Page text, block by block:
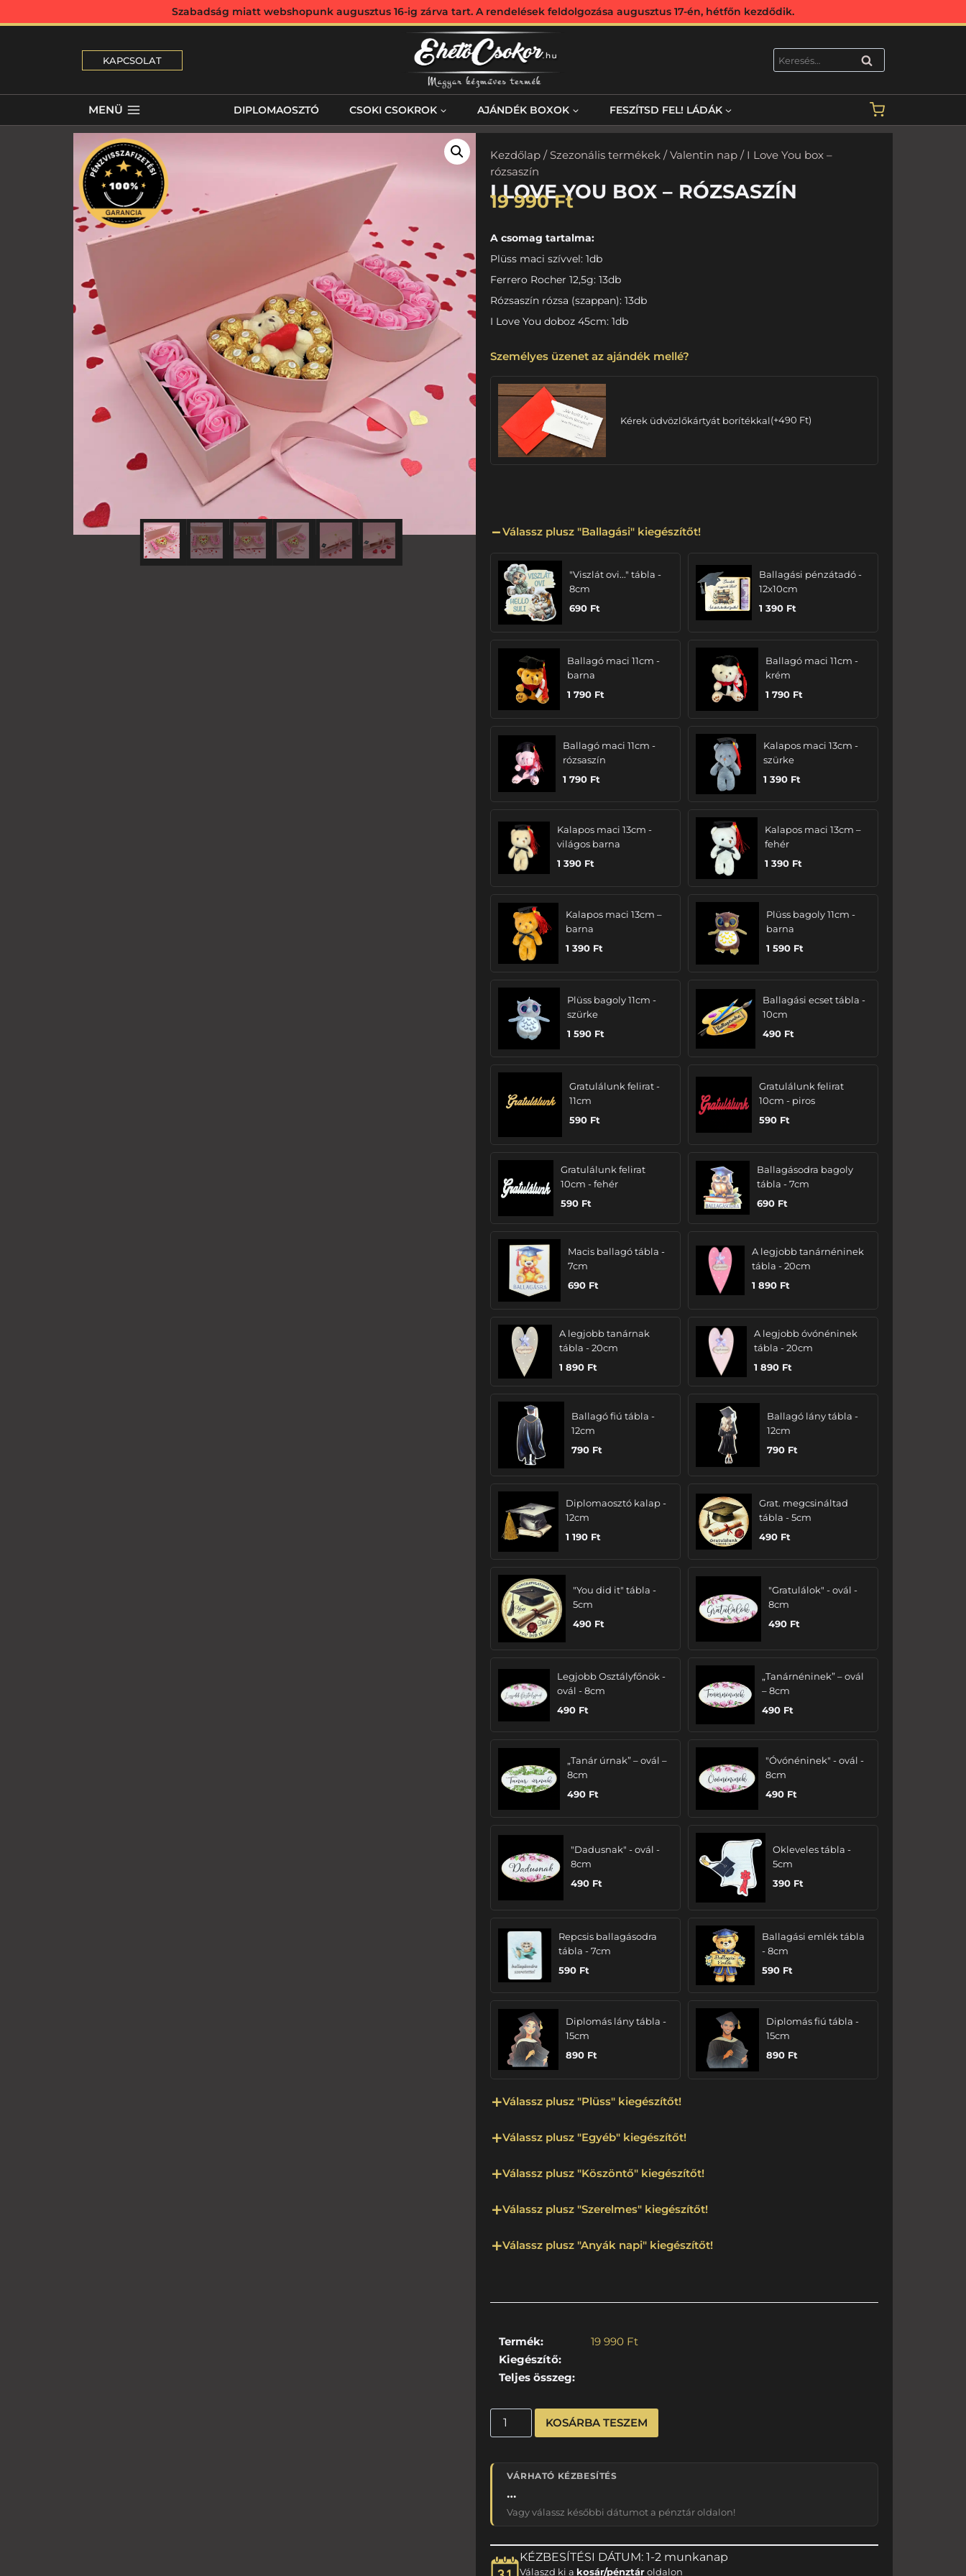
Szabadság miatt webshopunk augusztus 16-ig zárva tart. A rendelések feldolgozása augusztus 17-én, hétfőn kezdődik.
KAPCSOLAT KERESÉS
MENÜ DIPLOMAOSZTÓ CSOKI CSOKROK AJÁNDÉK BOXOK FESZÍTSD FEL! LÁDÁK
Kezdőlap/ Szezonális termékek/Valentin nap/ I Love You box –
rózsaszín
I LOVE YOU BOX – RÓZSASZÍN
19 990Ft
A csomag tartalma:
Plüss maci szívvel: 1db
Ferrero Rocher 12,5g: 13db
Rózsaszín rózsa (szappan): 13db
I Love You doboz 45cm: 1db
Személyes üzenet az ajándék mellé?
Kérek üdvözlőkártyát borítékkal(+490 Ft)
Válassz plusz "Ballagási" kiegészítőt!
"Viszlát ovi..." tábla -
8cm
690 Ft
Ballagási pénzátadó -
12x10cm
1 390 Ft
Ballagó maci 11cm -
barna
1 790 Ft
Ballagó maci 11cm -
krém
1 790 Ft
Ballagó maci 11cm -
rózsaszín
1 790 Ft
Kalapos maci 13cm -
szürke
1 390 Ft
Kalapos maci 13cm -
világos barna
1 390 Ft
Kalapos maci 13cm –
fehér
1 390 Ft
Kalapos maci 13cm –
barna
1 390 Ft
Plüss bagoly 11cm -
barna
1 590 Ft
Plüss bagoly 11cm -
szürke
1 590 Ft
Ballagási ecset tábla -
10cm
490 Ft
Gratulálunk felirat -
11cm
590 Ft
Gratulálunk felirat
10cm - piros
590 Ft
Gratulálunk felirat
10cm - fehér
590 Ft
Ballagásodra bagoly
tábla - 7cm
690 Ft
Macis ballagó tábla -
7cm
690 Ft
A legjobb tanárnéninek
tábla - 20cm
1 890 Ft
A legjobb tanárnak
tábla - 20cm
1 890 Ft
A legjobb óvónéninek
tábla - 20cm
1 890 Ft
Ballagó fiú tábla -
12cm
790 Ft
Ballagó lány tábla -
12cm
790 Ft
Diplomaosztó kalap -
12cm
1 190 Ft
Grat. megcsináltad
tábla - 5cm
490 Ft
"You did it" tábla -
5cm
490 Ft
"Gratulálok" - ovál -
8cm
490 Ft
Legjobb Osztályfőnök -
ovál - 8cm
490 Ft
„Tanárnéninek” – ovál
– 8cm
490 Ft
„Tanár úrnak” – ovál –
8cm
490 Ft
"Óvónéninek" - ovál -
8cm
490 Ft
"Dadusnak" - ovál -
8cm
490 Ft
Okleveles tábla -
5cm
390 Ft
Repcsis ballagásodra
tábla - 7cm
590 Ft
Ballagási emlék tábla
- 8cm
590 Ft
Diplomás lány tábla -
15cm
890 Ft
Diplomás fiú tábla -
15cm
890 Ft
Válassz plusz "Plüss" kiegészítőt!
Válassz plusz "Egyéb" kiegészítőt!
Válassz plusz "Köszöntő" kiegészítőt!
Válassz plusz "Szerelmes" kiegészítőt!
Válassz plusz "Anyák napi" kiegészítőt!
Termék: 19 990 Ft
Kiegészítő:
Teljes összeg:
KOSÁRBA TESZEM
VÁRHATÓ KÉZBESÍTÉS
…
Vagy válassz későbbi dátumot a pénztár oldalon!
KÉZBESÍTÉSI DÁTUM: 1-2 munkanap
Válaszd ki a kosár/pénztároldalon